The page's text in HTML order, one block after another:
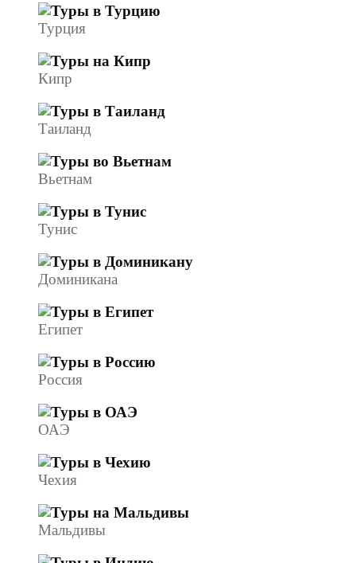
Турция
Кипр
Таиланд
Вьетнам
Тунис
Доминикана
Египет
Россия
ОАЭ
Чехия
Мальдивы